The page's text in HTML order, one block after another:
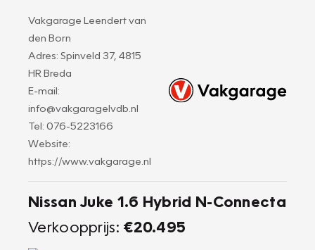
Vakgarage Leendert van
den Born
Adres: Spinveld 37, 4815
HR Breda
E-mail:
info@vakgaragelvdb.nl
Tel: 076-5223166
Website:
https://www.vakgarage.nl
Nissan Juke 1.6 Hybrid N-Connecta
Verkoopprijs: €20.495